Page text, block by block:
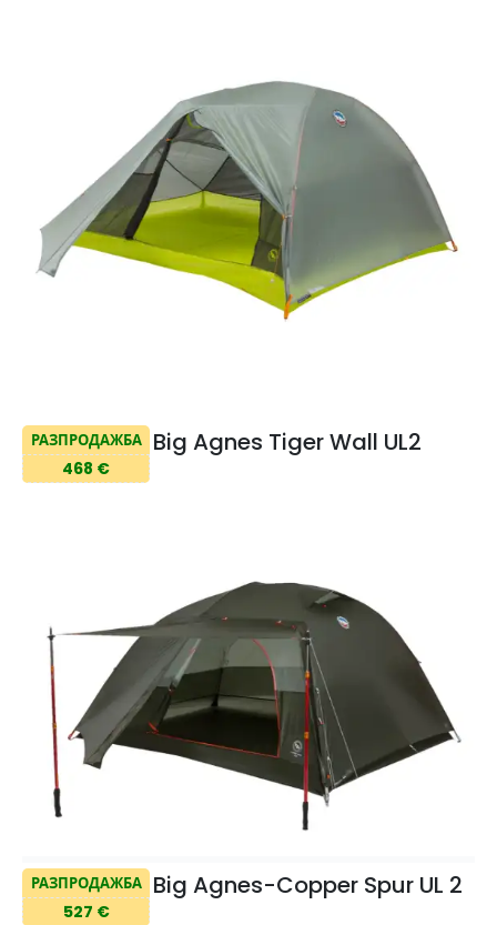
РАЗПРОДАЖБА
468 €
Big Agnes Tiger Wall UL2
РАЗПРОДАЖБА
527 €
Big Agnes-Copper Spur UL 2